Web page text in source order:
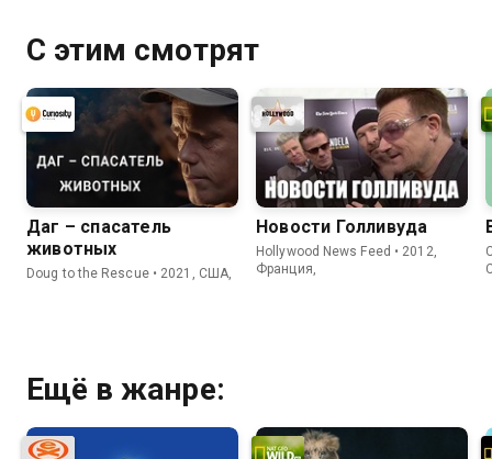
С этим смотрят
Даг – спасатель
животных
Doug to the Rescue • 2021, США,
Новости Голливуда
Hollywood News Feed • 2012,
Франция,
Ещё в жанре: